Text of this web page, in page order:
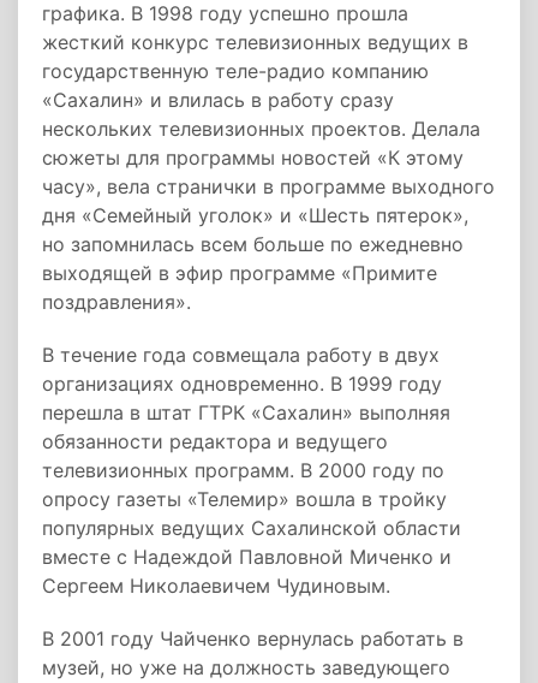
графика. В 1998 году успешно прошла
жесткий конкурс телевизионных ведущих в
государственную теле-радио компанию
«Сахалин» и влилась в работу сразу
нескольких телевизионных проектов. Делала
сюжеты для программы новостей «К этому
часу», вела странички в программе выходного
дня «Семейный уголок» и «Шесть пятерок»,
но запомнилась всем больше по ежедневно
выходящей в эфир программе «Примите
поздравления».
В течение года совмещала работу в двух
организациях одновременно. В 1999 году
перешла в штат ГТРК «Сахалин» выполняя
обязанности редактора и ведущего
телевизионных программ. В 2000 году по
опросу газеты «Телемир» вошла в тройку
популярных ведущих Сахалинской области
вместе с Надеждой Павловной Миченко и
Сергеем Николаевичем Чудиновым.
В 2001 году Чайченко вернулась работать в
музей, но уже на должность заведующего